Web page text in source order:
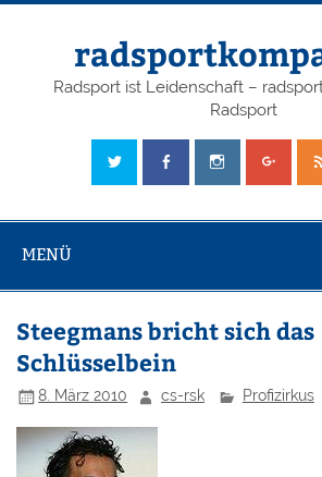
Radsport ist Leidenschaft –
Radsport
MENÜ
Steegmans bricht sich das
Schlüsselbein
8. März 2010 cs-rsk Profizirkus